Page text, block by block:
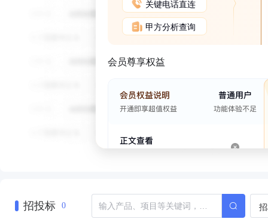
关键电话直连
甲方分析查询
会员尊享权益
招投标 0